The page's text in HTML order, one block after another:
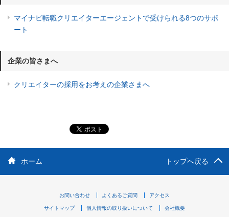
マイナビ転職クリエイターエージェントで受けられる8つのサポ
ート
企業の皆さまへ
クリエイターの採用をお考えの企業さまへ
ホーム トップへ戻る
お問い合わせ よくあるご質問 アクセス
サイトマップ 個人情報の取り扱いについて 会社概要